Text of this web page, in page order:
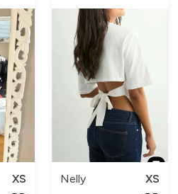
XS
Nelly
XS